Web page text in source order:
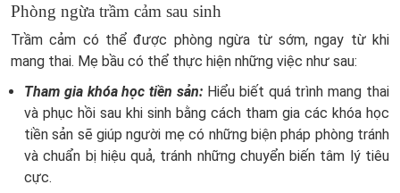
Phòng ngừa trầm cảm sau sinh
Trầm cảm có thể được phòng ngừa từ sớm, ngay từ khi
mang thai. Mẹ bầu có thể thực hiện những việc như sau:
Tham gia khóa học tiền sản: Hiểu biết quá trình mang thai
và phục hồi sau khi sinh bằng cách tham gia các khóa học
tiền sản sẽ giúp người mẹ có những biện pháp phòng tránh
và chuẩn bị hiệu quả, tránh những chuyển biến tâm lý tiêu
cực.